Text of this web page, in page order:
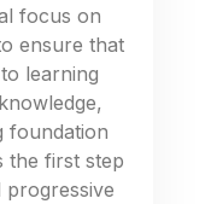
focus on
ensure that
learning
foundation
the first step